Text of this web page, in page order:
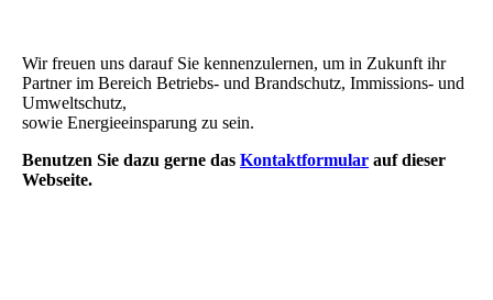
Wir freuen uns darauf Sie kennenzulernen, um in Zukunft ihr
Partner im Bereich Betriebs- und Brandschutz, Immissions- und
Umweltschutz,
sowie Energieeinsparung zu sein.
Benutzen Sie dazu gerne das Kontaktformular auf dieser
Webseite.